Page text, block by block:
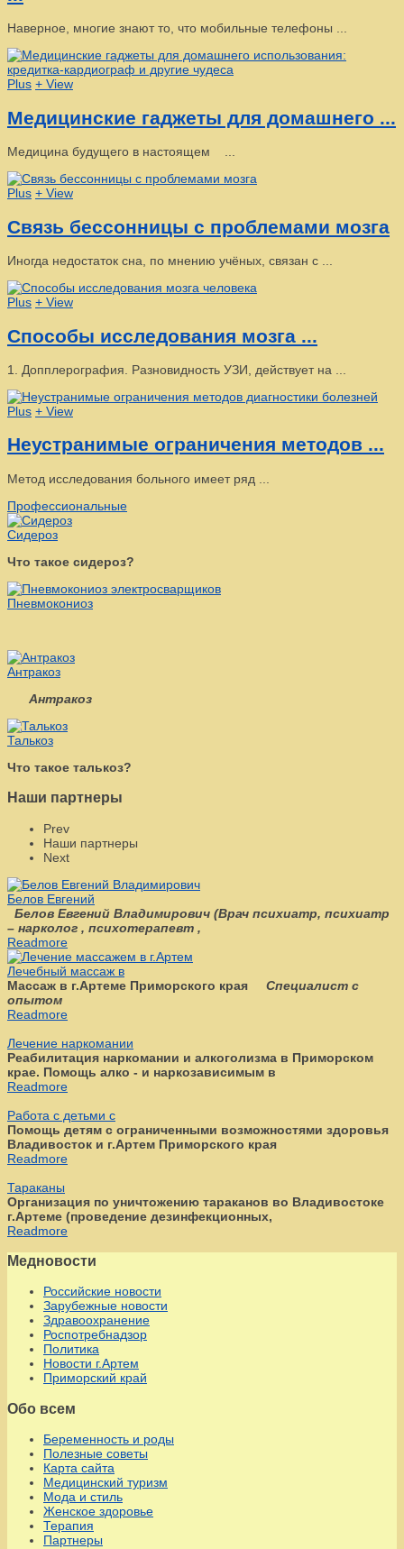
Наверное, многие знают то, что мобильные телефоны ...
Plus + View
Медицинские гаджеты для домашнего ...
Медицина будущего в настоящем ...
Plus + View
Связь бессонницы с проблемами мозга
Иногда недостаток сна, по мнению учёных, связан с ...
Plus + View
Способы исследования мозга ...
1. Допплерография. Разновидность УЗИ, действует на ...
Plus + View
Неустранимые ограничения методов ...
Метод исследования больного имеет ряд ...
Профессиональные
Сидероз
Что такое сидероз?
Пневмокониоз
Антракоз
Антракоз
Талькоз
Что такое талькоз?
Наши партнеры
Prev
Наши партнеры
Next
Белов Евгений
Белов Евгений Владимирович (Врач психиатр, психиатр
– нарколог , психотерапевт ,
Readmore
Лечебный массаж в
Массаж в г.Артеме Приморского края
Специалист с
опытом
Readmore
Лечение наркомании
Реабилитация наркомании и алкоголизма в Приморском
крае. Помощь алко - и наркозависимым в
Readmore
Работа с детьми с
Помощь детям с ограниченными возможностями здоровья
Владивосток и г.Артем Приморского края
Readmore
Тараканы
Организация по уничтожению тараканов во Владивостоке
г.Артеме (проведение дезинфекционных,
Readmore
Медновости
Российские новости
Зарубежные новости
Здравоохранение
Роспотребнадзор
Политика
Новости г.Артем
Приморский край
Обо всем
Беременность и роды
Полезные советы
Карта сайта
Медицинский туризм
Мода и стиль
Женское здоровье
Терапия
Партнеры